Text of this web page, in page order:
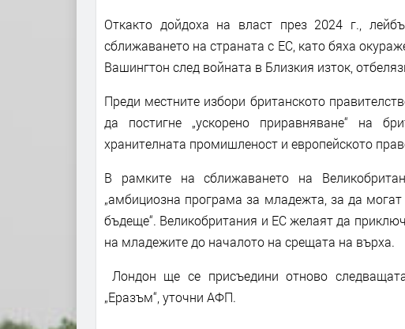
Откакто дойдоха на власт през 2024 г.,
сближаването на страната с ЕС, като бяха
Вашингтон след войната в Близкия изток,
Преди местните избори британското
да постигне „ускорено приравняване“ на
хранителната промишленост и европейското
В рамките на сближаването на
„амбициозна програма за младежта, за да
бъдеще“. Великобритания и ЕС желаят да
на младежите до началото на срещата на върха.
Лондон ще се присъедини отново
„Еразъм“, уточни АФП.